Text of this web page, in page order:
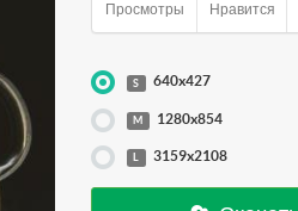
Просмотры Нравится
S 640x427
M 1280x854
L 3159x2108